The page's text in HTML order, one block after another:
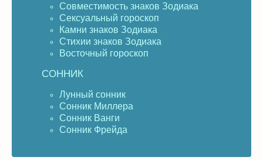
Совместимость знаков Зодиака
Сексуальный гороскоп
Камни знаков Зодиака
Стихии знаков Зодиака
Восточный гороскоп
СОННИК
Лунный сонник
Сонник Миллера
Сонник Ванги
Сонник Фрейда